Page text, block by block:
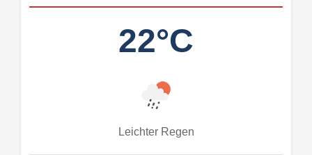
22°C
Leichter Regen